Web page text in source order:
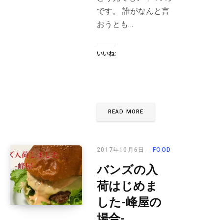
です。 誰がなんと言
おうとも…
いいね:
READ MORE
FOOD
2017年10月6日
バンズの入
荷はじめま
した-峰屋の